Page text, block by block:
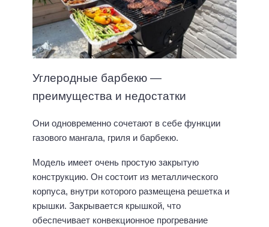
Углеродные барбекю —
преимущества и недостатки
Они одновременно сочетают в себе функции
газового мангала, гриля и барбекю.
Модель имеет очень простую закрытую
конструкцию. Он состоит из металлического
корпуса, внутри которого размещена решетка и
крышки. Закрывается крышкой, что
обеспечивает конвекционное прогревание